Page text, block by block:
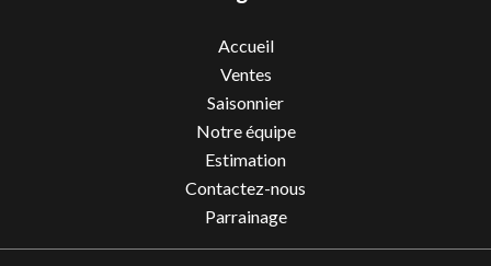
Accueil
Ventes
Saisonnier
Notre équipe
Estimation
Contactez-nous
Parrainage